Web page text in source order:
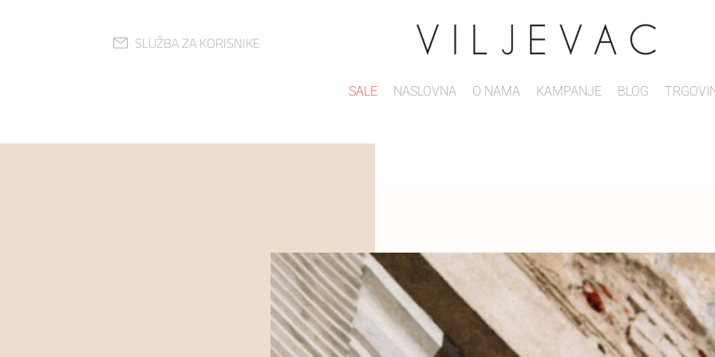
SLUŽBA ZA KORISNIKE
SALE NASLOVNA O NAMA KAMPANJE BLOG